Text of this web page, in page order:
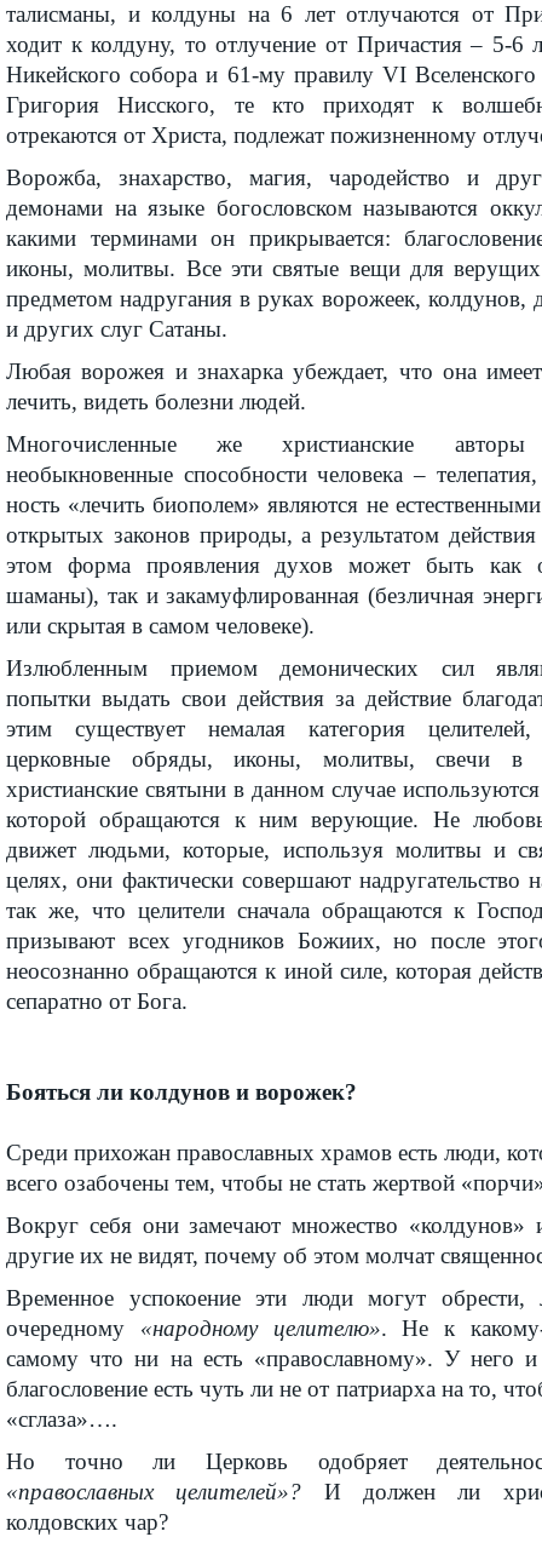
талисманы, и колдуны на 6 лет отлучаются от
ходит к колдуну, то отлучение от Причастия – 5-6
Никейского собора и 61-му правилу VI
Григория Нисского, те кто приходят к
отрекаются от Христа, подлежат пожизненному
Ворожба, знахарство, магия, чародейство и
демонами на языке богословском называются
какими терминами он прикрывается:
иконы, молитвы. Все эти святые вещи для верущих
предметом надругания в руках ворожеек,
и других слуг Сатаны.
Любая ворожея и знахарка убеждает, что она
лечить, видеть болезни людей.
Многочисленные же христианские
необыкновенные способности человека –
ность «лечить биополем» являются не
открытых законов природы, а результатом
этом форма проявления духов может быть как
шаманы), так и закамуфлированная (безличная
или скрытая в самом человеке).
Излюбленным приемом демонических сил
попытки выдать свои действия за действие
этим существует немалая категория
церковные обряды, иконы, молитвы, свечи в
христианские святыни в данном случае
которой обращаются к ним верующие. Не
движет людьми, которые, используя молитвы и
целях, они факти­чески совершают надругательство
так же, что целители сначала обращаются к
призывают всех угодников Божиих, но после
неосознанно обращаются к иной силе, которая
сепаратно от Бога.
Бояться ли колдунов и ворожек?
Среди прихожан православных храмов есть люди,
всего озабочены тем, чтобы не стать жертвой
Вокруг себя они замечают множество «колду­нов»
другие их не видят, почему об этом молчат
Временное успокоение эти люди могут
очередному «народному целителю». Не к
самому что ни на есть «православному». У него
благосло­вение есть чуть ли не от патриарха на то,
«сглаза»….
Но точно ли Церковь одобряет
«православных целителей»? И должен ли
колдовских чар?